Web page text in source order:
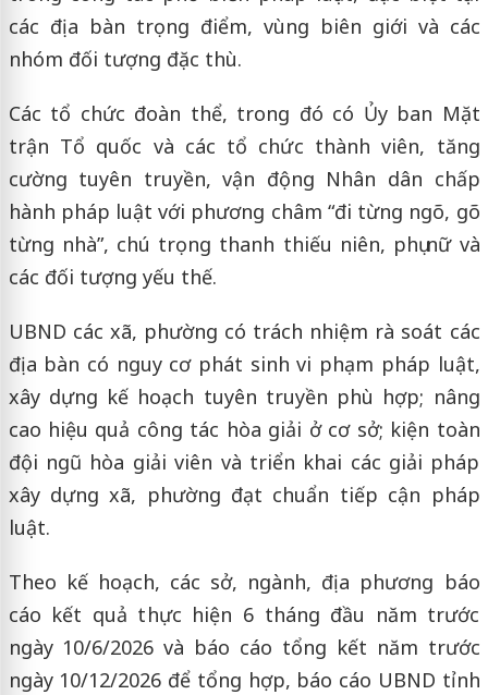
các địa bàn trọng điểm, vùng biên giới và các
nhóm đối tượng đặc thù.
Các tổ chức đoàn thể, trong đó có Ủy ban Mặt
trận Tổ quốc và các tổ chức thành viên, tăng
cường tuyên truyền, vận động Nhân dân chấp
hành pháp luật với phương châm “đi từng ngõ, gõ
từng nhà”, chú trọng thanh thiếu niên, phụ nữ và
các đối tượng yếu thế.
UBND các xã, phường có trách nhiệm rà soát các
địa bàn có nguy cơ phát sinh vi phạm pháp luật,
xây dựng kế hoạch tuyên truyền phù hợp; nâng
cao hiệu quả công tác hòa giải ở cơ sở; kiện toàn
đội ngũ hòa giải viên và triển khai các giải pháp
xây dựng xã, phường đạt chuẩn tiếp cận pháp
luật.
Theo kế hoạch, các sở, ngành, địa phương báo
cáo kết quả thực hiện 6 tháng đầu năm trước
ngày 10/6/2026 và báo cáo tổng kết năm trước
ngày 10/12/2026 để tổng hợp, báo cáo UBND tỉnh